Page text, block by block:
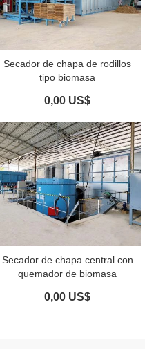
Secador de chapa de rodillos
tipo biomasa
0,00 US$
Secador de chapa central con
quemador de biomasa
0,00 US$